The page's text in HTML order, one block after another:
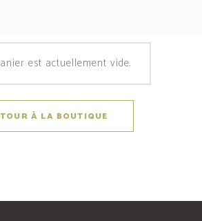
est actuellement vide.
À LA BOUTIQUE